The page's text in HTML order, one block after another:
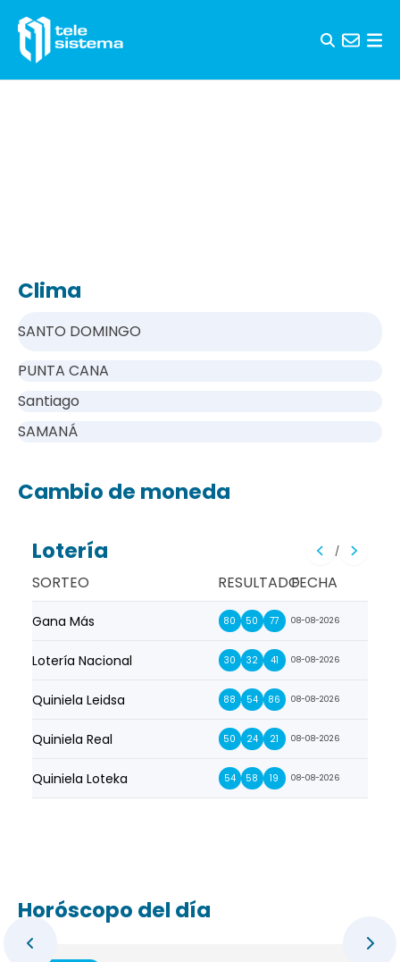
Clima
SANTO DOMINGO
PUNTA CANA
Santiago
SAMANÁ
Cambio de moneda
Lotería /
SORTEO RESULTADOFECHA
Gana Más 80 50 77 08-08-2026
Lotería Nacional 30 32 41 08-08-2026
Quiniela Leidsa 88 54 86 08-08-2026
Quiniela Real 50 24 21 08-08-2026
Quiniela Loteka 54 58 19 08-08-2026
Horóscopo del día